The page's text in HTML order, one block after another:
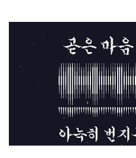
써보세요! 덩굴진 호박을 닮은
동그란 호박의 모습을 표현한
재밌는 폰트예요. 말려 올라가
표현되었죠. 자연스럽게 굴러
길게 빠진 꼬리의 형태 등이 인
듯한 Pumpkin으로 여러분만의
Pumpkin은 윤멤버십 톡톡에
넘치는 손글씨 폰트로 구성된